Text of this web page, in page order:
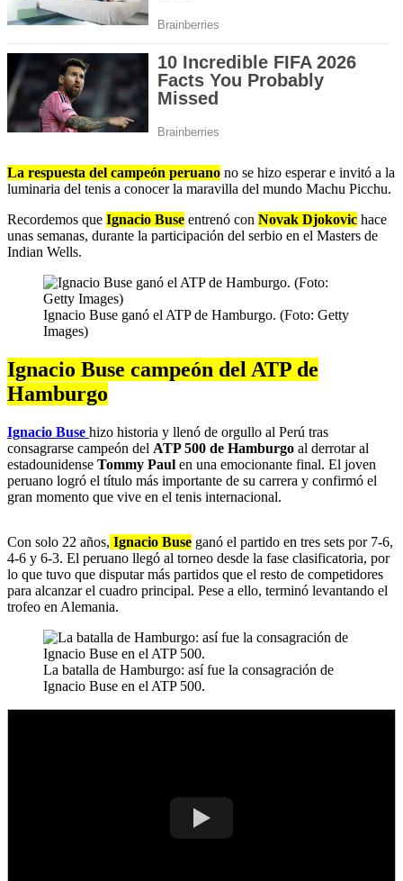
La respuesta del campeón peruano no se hizo esperar e invitó a la
luminaria del tenis a conocer la maravilla del mundo Machu Picchu.
Recordemos que Ignacio Buse entrenó con Novak Djokovic hace
unas semanas, durante la participación del serbio en el Masters de
Indian Wells.
Ignacio Buse ganó el ATP de Hamburgo. (Foto: Getty
Images)
Ignacio Buse campeón del ATP de
Hamburgo
Ignacio Buse hizo historia y llenó de orgullo al Perú tras
consagrarse campeón del ATP 500 de Hamburgo al derrotar al
estadounidense Tommy Paul en una emocionante final. El joven
peruano logró el título más importante de su carrera y confirmó el
gran momento que vive en el tenis internacional.
Con solo 22 años, Ignacio Buse ganó el partido en tres sets por 7-6,
4-6 y 6-3. El peruano llegó al torneo desde la fase clasificatoria, por
lo que tuvo que disputar más partidos que el resto de competidores
para alcanzar el cuadro principal. Pese a ello, terminó levantando el
trofeo en Alemania.
La batalla de Hamburgo: así fue la consagración de
Ignacio Buse en el ATP 500.